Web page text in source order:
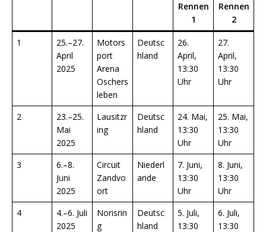
Rennen
1
Rennen
2
1
25.–27.
April
2025
Motors
port
Arena
Oschers
leben
Deutsc
hland
26.
April,
13:30
Uhr
27.
April,
13:30
Uhr
2
23.–25.
Mai
2025
Lausitzr
ing
Deutsc
hland
24. Mai,
13:30
Uhr
25. Mai,
13:30
Uhr
3
6.–8.
Juni
2025
Circuit
Zandvo
ort
Niederl
ande
7. Juni,
13:30
Uhr
8. Juni,
13:30
Uhr
4
4.–6. Juli
2025
Norisrin
g
Deutsc
hland
5. Juli,
13:30
6. Juli,
13:30